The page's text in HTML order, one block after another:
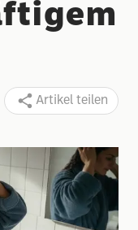
Artikel teilen